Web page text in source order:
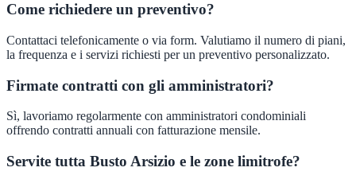
Come richiedere un preventivo?
Contattaci telefonicamente o via form. Valutiamo il numero di piani,
la frequenza e i servizi richiesti per un preventivo personalizzato.
Firmate contratti con gli amministratori?
Sì, lavoriamo regolarmente con amministratori condominiali
offrendo contratti annuali con fatturazione mensile.
Servite tutta Busto Arsizio e le zone limitrofe?